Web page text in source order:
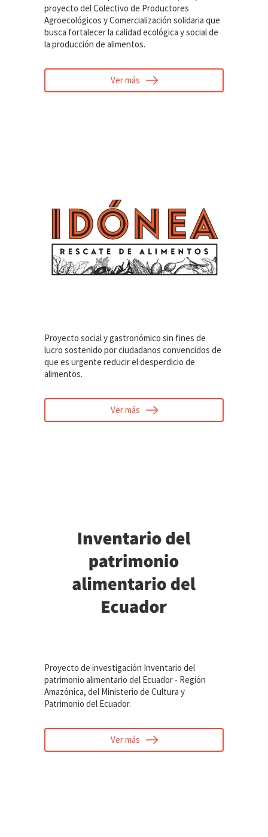
proyecto del Colectivo de Productores
Agroecológicos y Comercialización solidaria que
busca fortalecer la calidad ecológica y social de
la producción de alimentos.
Ver más
Proyecto social y gastronómico sin fines de
lucro sostenido por ciudadanos convencidos de
que es urgente reducir el desperdicio de
alimentos.
Ver más
Proyecto de investigación Inventario del
patrimonio alimentario del Ecuador - Región
Amazónica, del Ministerio de Cultura y
Patrimonio del Ecuador.
Ver más